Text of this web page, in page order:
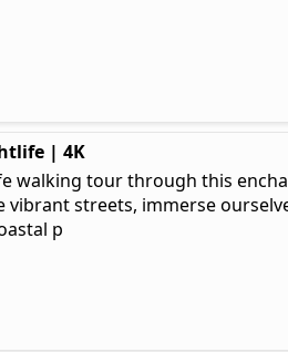
| 4K
walking tour through this
vibrant streets, immerse
p